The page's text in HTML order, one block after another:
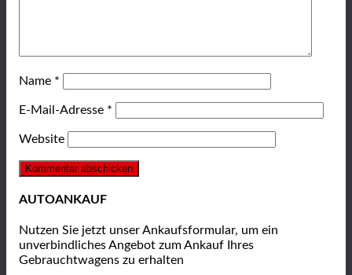
Name *
E-Mail-Adresse *
Website
AUTOANKAUF
Nutzen Sie jetzt unser Ankaufsformular, um ein
unverbindliches Angebot zum Ankauf Ihres
Gebrauchtwagens zu erhalten